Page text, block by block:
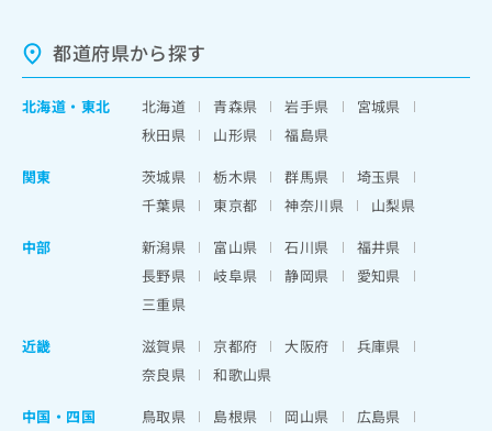
都道府県から探す
北海道 ・ 東北 北海道 青森県 岩手県
宮城県
秋田県
山形県
福島県
関東
茨城県 栃木県 群馬県
埼玉県
千葉県
東京都 神奈川県
山梨県
中部
新潟県 富山県 石川県
福井県
長野県
岐阜県 静岡県
愛知県
三重県
近畿
滋賀県 京都府 大阪府
兵庫県
奈良県
和歌山県
中国・四国
鳥取県 島根県 岡山県
広島県